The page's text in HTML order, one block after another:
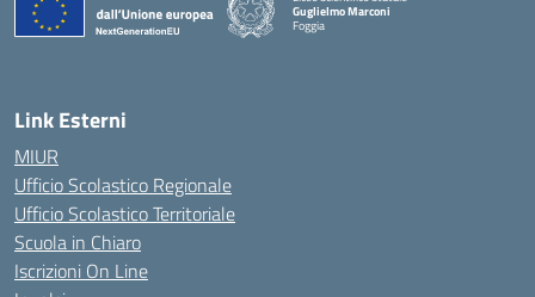
Guglielmo Marconi
Foggia
— Visita la pagina iniziale della scuola
Link Esterni
MIUR
Ufficio Scolastico Regionale
Ufficio Scolastico Territoriale
Scuola in Chiaro
Iscrizioni On Line